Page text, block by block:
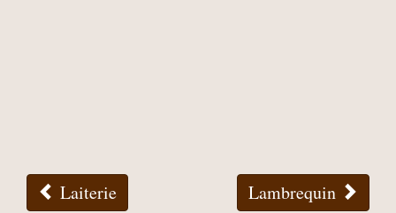
Laiterie Lambrequin